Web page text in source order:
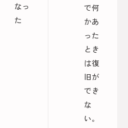
なっ
た
で何
かあ
った
とき
は復
旧が
でき
な
い。